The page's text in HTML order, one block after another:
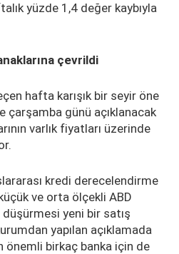
yüzde 1,4 değer kaybıyla
çevrildi
hafta karışık bir seyir öne
çarşamba günü açıklanacak
varlık fiyatları üzerinde
kredi derecelendirme
ve orta ölçekli ABD
düşürmesi yeni bir satış
yapılan açıklamada
birkaç banka için de